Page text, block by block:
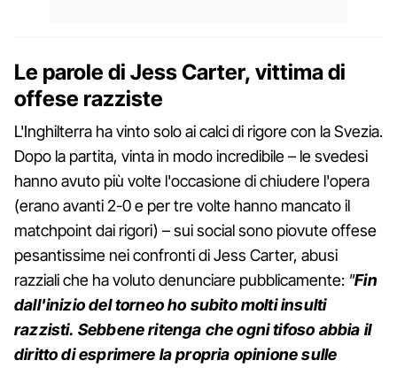
Le parole di Jess Carter, vittima di
offese razziste
L'Inghilterra ha vinto solo ai calci di rigore con la Svezia.
Dopo la partita, vinta in modo incredibile – le svedesi
hanno avuto più volte l'occasione di chiudere l'opera
(erano avanti 2-0 e per tre volte hanno mancato il
matchpoint dai rigori) – sui social sono piovute offese
pesantissime nei confronti di Jess Carter, abusi
razziali che ha voluto denunciare pubblicamente: "Fin
dall'inizio del torneo ho subito molti insulti
razzisti. Sebbene ritenga che ogni tifoso abbia il
diritto di esprimere la propria opinione sulle